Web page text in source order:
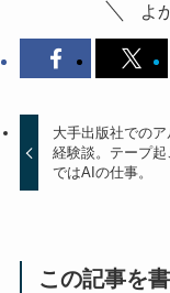
よ
大手出版社でのア
経験談。テープ
ではAIの仕事。
この記事を